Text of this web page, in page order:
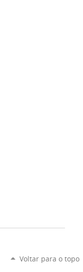
Voltar para o topo